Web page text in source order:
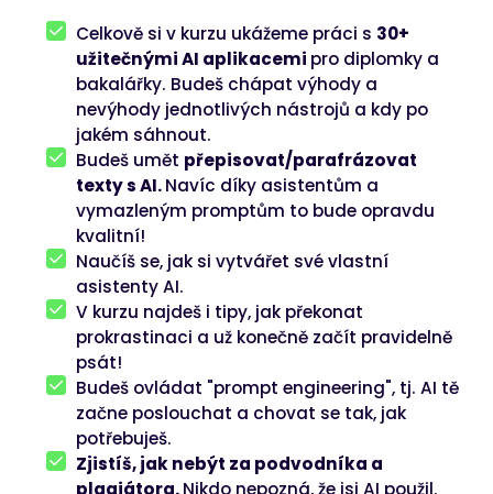
Celkově si v kurzu ukážeme práci s 30+
užitečnými AI aplikacemi pro diplomky a
bakalářky. Budeš chápat výhody a
nevýhody jednotlivých nástrojů a kdy po
jakém sáhnout.
Budeš umět přepisovat/parafrázovat
texty s AI.Navíc díky asistentům a
vymazleným promptům to bude opravdu
kvalitní!
Naučíš se, jak si vytvářet své vlastní
asistenty AI.
V kurzu najdeš i tipy, jak překonat
prokrastinaci a už konečně začít pravidelně
psát!
Budeš ovládat "prompt engineering", tj. AI tě
začne poslouchat a chovat se tak, jak
potřebuješ.
Zjistíš, jak nebýt za podvodníka a
plagiátora.Nikdo nepozná, že jsi AI použil.